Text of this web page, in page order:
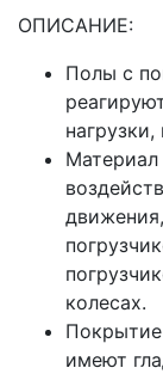
ОПИСАНИЕ:
Полы с
Материал
колесах.
имеют